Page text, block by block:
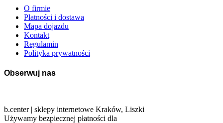
O firmie
Płatności i dostawa
Mapa dojazdu
Kontakt
Regulamin
Polityka prywatności
Obserwuj nas
b.center | sklepy internetowe Kraków, Liszki
Używamy bezpiecznej płatności dla